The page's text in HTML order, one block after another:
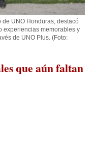
UNO Honduras, destacó
experiencias memorables y
de UNO Plus. (Foto:
que aún faltan